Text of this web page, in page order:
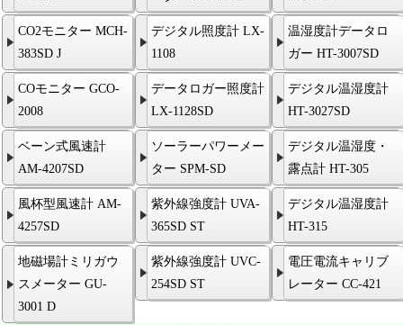
CO2モニター MCH-
383SD J
COモニター GCO-
2008
ベーン式風速計
AM-4207SD
風杯型風速計 AM-
4257SD
地磁場計ミリガウ
スメーター GU-
3001 D
デジタル照度計 LX-
1108
データロガー照度計
LX-1128SD
ソーラーパワーメー
ター SPM-SD
紫外線強度計 UVA-
365SD ST
紫外線強度計 UVC-
254SD ST
温湿度計データロ
ガー HT-3007SD
デジタル温湿度計
HT-3027SD
デジタル温湿度・
露点計 HT-305
デジタル温湿度計
HT-315
電圧電流キャリブ
レーター CC-421